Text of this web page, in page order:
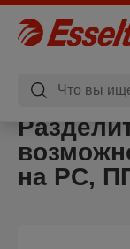
на PC,